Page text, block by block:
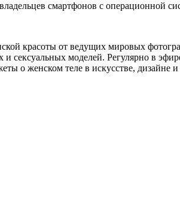
смартфонов с операционной
красоты от ведущих мировых
моделей. Регулярно в
о женском теле в искусстве, дизайне